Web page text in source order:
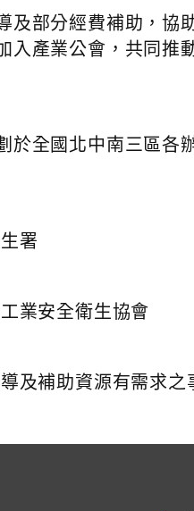
及部分經費補助，
入產業公會，共同
於全國北中南三區
署
業安全衛生協會
及補助資源有需求之